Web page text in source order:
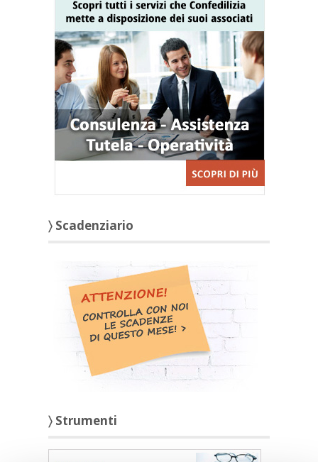
〉 Scadenziario
〉 Strumenti